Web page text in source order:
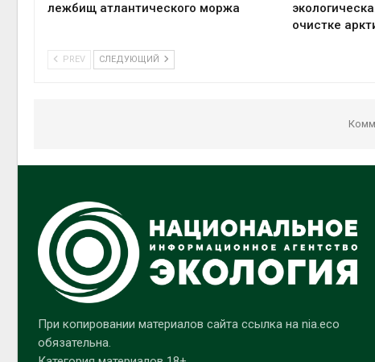
лежбищ атлантического моржа
очистке
PREV СЛЕДУЮЩИЙ
При копировании материалов сайта ссылка на nia.eco
обязательна.